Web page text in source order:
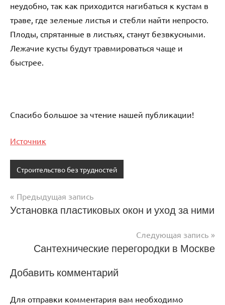
неудобно, так как приходится нагибаться к кустам в
траве, где зеленые листья и стебли найти непросто.
Плоды, спрятанные в листьях, станут безвкусными.
Лежачие кусты будут травмироваться чаще и
быстрее.
Спасибо большое за чтение нашей публикации!
Источник
Строительство без трудностей
Навигация
записям
Предыдущая запись
Установка пластиковых окон и уход за ними
Следующая запись
Сантехнические перегородки в Москве
Добавить комментарий
Для отправки комментария вам необходимо